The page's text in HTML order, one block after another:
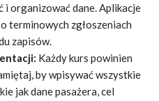
i organizować dane. Aplikacje
terminowych zgłoszeniach
zapisów.
Każdy kurs powinien
by wpisywać wszystkie
jak dane pasażera, cel